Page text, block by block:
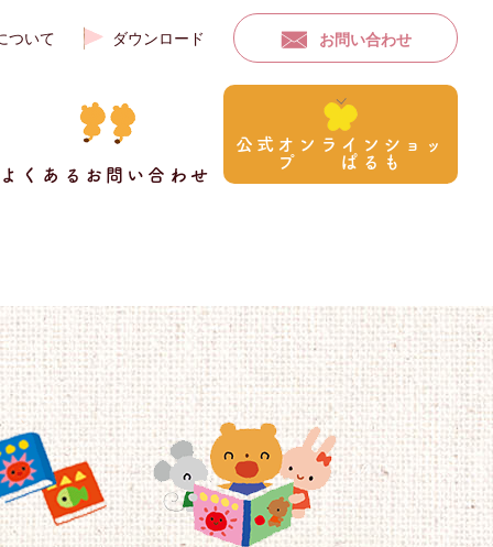
ついて ダウンロード お問い合わせ
よくあるお問い合わせ
公式オンラインショッ
プ ぱるも